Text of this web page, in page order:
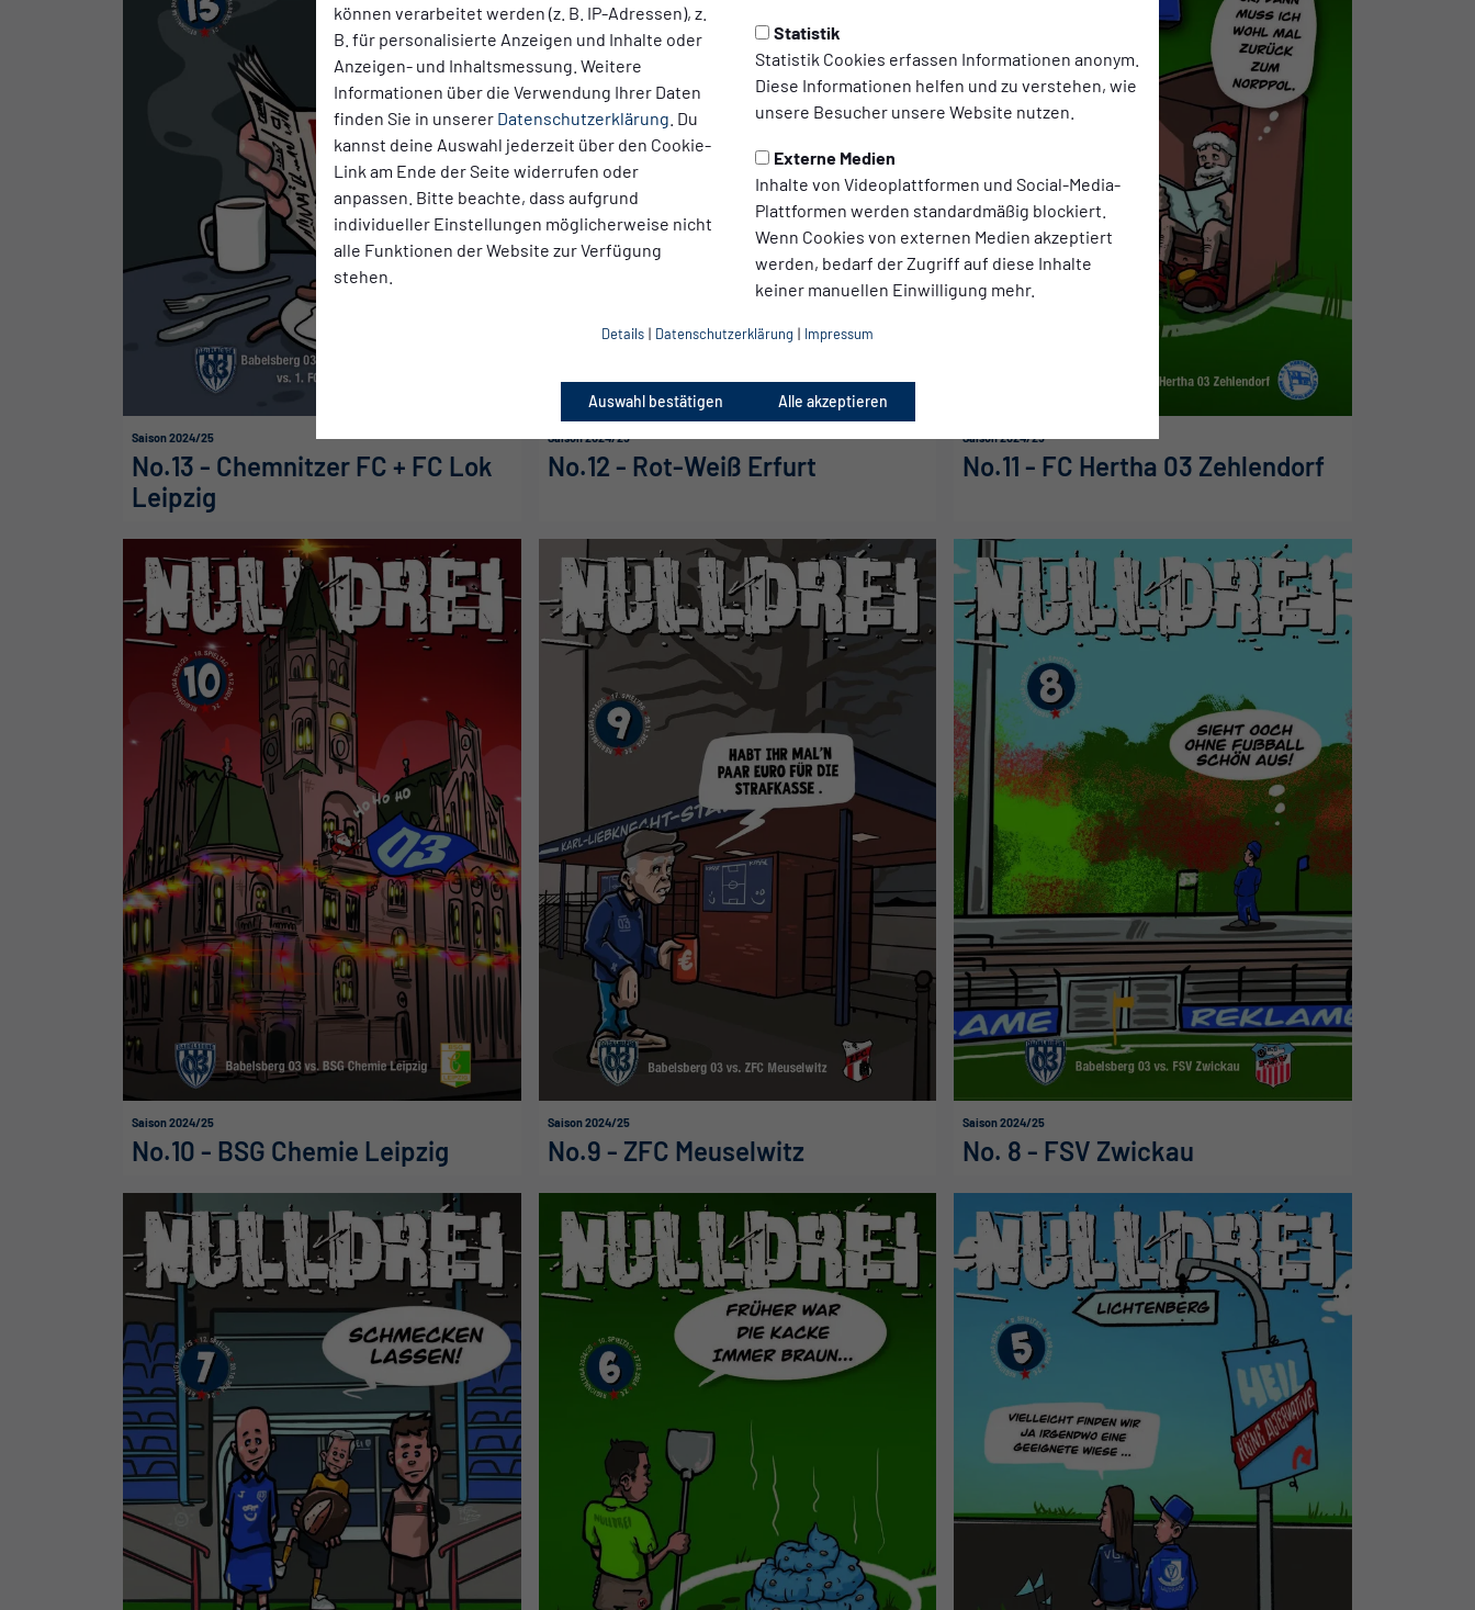
können verarbeitet werden (z. B. IP-Adressen), z.
B. für personalisierte Anzeigen und Inhalte oder
Anzeigen- und Inhaltsmessung. Weitere
Informationen über die Verwendung Ihrer Daten
finden Sie in unserer Datenschutzerklärung . Du
kannst deine Auswahl jederzeit über den Cookie-
Link am Ende der Seite widerrufen oder
anpassen. Bitte beachte, dass aufgrund
individueller Einstellungen möglicherweise nicht
alle Funktionen der Website zur Verfügung
stehen.
Statistik
Statistik Cookies erfassen Informationen anonym.
Diese Informationen helfen und zu verstehen, wie
unsere Besucher unsere Website nutzen.
Externe Medien
Inhalte von Videoplattformen und Social-Media-
Plattformen werden standardmäßig blockiert.
Wenn Cookies von externen Medien akzeptiert
werden, bedarf der Zugriff auf diese Inhalte
keiner manuellen Einwilligung mehr.
Details | Datenschutzerklärung | Impressum
Auswahl bestätigen Alle akzeptieren
Saison 2024/25
No.13 - Chemnitzer FC + FC Lok
Leipzig
Saison 2024/25
No.12 - Rot-Weiß Erfurt
Saison 2024/25
No.11 - FC Hertha 03 Zehlendorf
Saison 2024/25
No.10 - BSG Chemie Leipzig
Saison 2024/25
No.9 - ZFC Meuselwitz
Saison 2024/25
No. 8 - FSV Zwickau